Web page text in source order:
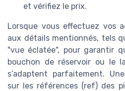
et vérifiez le prix.
Lorsque vous effectuez vos
aux détails mentionnés, tels
"vue éclatée", pour garantir
bouchon de réservoir ou le
s’adaptent parfaitement.
sur les références (ref) des